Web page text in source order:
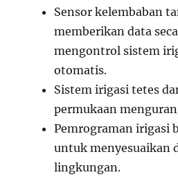
Sensor kelembaban
memberikan data
mengontrol sistem
otomatis.
Sistem irigasi tetes
permukaan
Pemrograman irigasi
untuk menyesuaikan
lingkungan.